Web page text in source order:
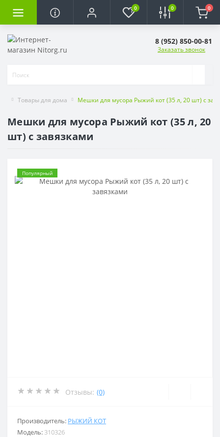
0 0 0
8 (952) 850-00-81
Заказать звонок
Товары для дома Мешки для мусора Рыжий кот (35 л, 20 шт) с
Мешки для мусора Рыжий кот (35 л, 20
шт) с завязками
Популярный
Отзывы: (0)
Производитель: РЫЖИЙ КОТ
Модель: 310326